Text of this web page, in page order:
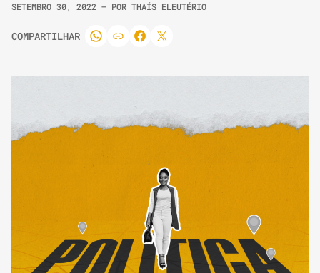
SETEMBRO 30, 2022 – POR THAÍS ELEUTÉRIO
COMPARTILHAR